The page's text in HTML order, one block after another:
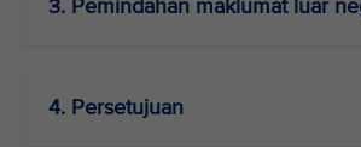
3. Pemindahan maklumat luar
4. Persetujuan